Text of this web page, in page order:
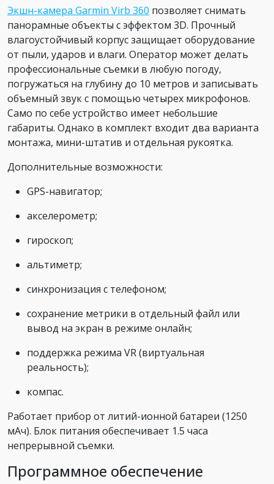
Экшн-камера Garmin Virb 360 позволяет снимать
панорамные объекты с эффектом 3D. Прочный
влагоустойчивый корпус защищает оборудование
от пыли, ударов и влаги. Оператор может делать
профессиональные съемки в любую погоду,
погружаться на глубину до 10 метров и записывать
объемный звук с помощью четырех микрофонов.
Само по себе устройство имеет небольшие
габариты. Однако в комплект входит два варианта
монтажа, мини-штатив и отдельная рукоятка.
Дополнительные возможности:
GPS-навигатор;
акселерометр;
гироскоп;
альтиметр;
синхронизация с телефоном;
сохранение метрики в отдельный файл или
вывод на экран в режиме онлайн;
поддержка режима VR (виртуальная
реальность);
компас.
Работает прибор от литий-ионной батареи (1250
мАч). Блок питания обеспечивает 1.5 часа
непрерывной съемки.
Программное обеспечение